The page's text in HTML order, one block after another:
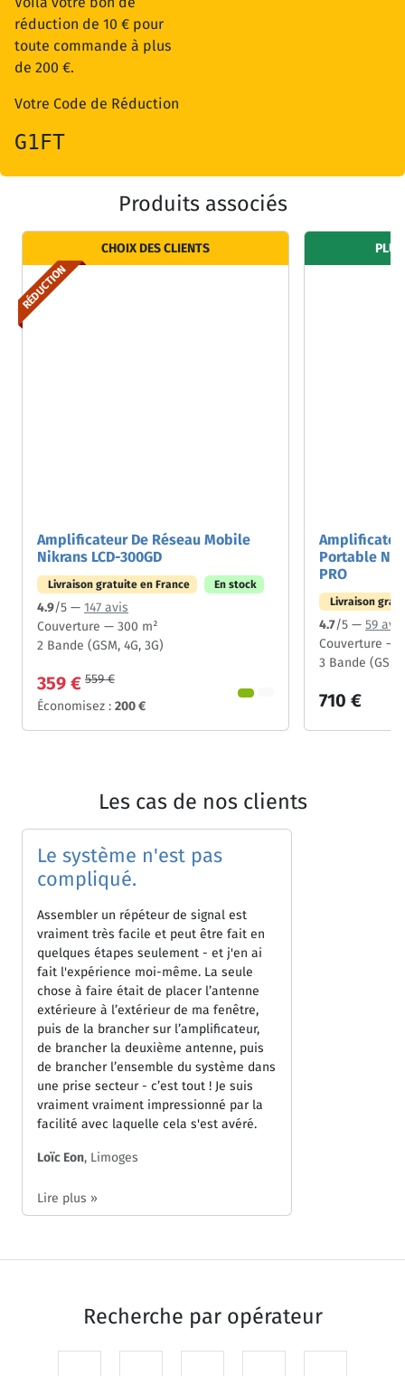
réduction de 10 € pour
toute commande à plus
de 200 €.
Votre Code de Réduction
G1FT
Produits associés
CHOIX DES CLIENTS
RÉDUCTION
Amplificateur De Réseau Mobile
Nikrans LCD-300GD
Livraison gratuite en France En stock
4.9/5 — 147 avis
Couverture — 300 m²
2 Bande (GSM, 4G, 3G)
359 € 559 €
Économisez : 200 €
Portable
PRO
Livraison
4.7/5 — 59 avis
Couverture —
3 Bande (GSM,
710 €
Les cas de nos clients
Le système n'est pas
compliqué.
Assembler un répéteur de signal est
vraiment très facile et peut être fait en
quelques étapes seulement - et j'en ai
fait l'expérience moi-même. La seule
chose à faire était de placer l’antenne
extérieure à l’extérieur de ma fenêtre,
puis de la brancher sur l’amplificateur,
de brancher la deuxième antenne, puis
de brancher l’ensemble du système dans
une prise secteur - c’est tout ! Je suis
vraiment vraiment impressionné par la
facilité avec laquelle cela s'est avéré.
Loïc Eon, Limoges
Lire plus »
Recherche par opérateur